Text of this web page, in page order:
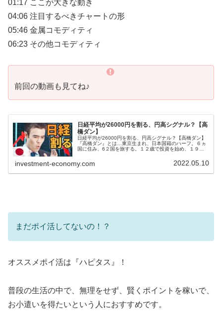
01:17 ここが大きな動き
04:06 注目するべきチャートの形
05:46 金属コモディティ
06:23 その他コモディティ
前回の動画も見てね♪
日経平均が26000円を割る、円高シグナル？【高
橋ダン】
日経平均が26000円を割る、円高シグナル？【高橋ダン】
『高橋ダン』とは…東京生まれ、日本国籍のハーフ。６ヵ
国に住み、6２国を旅する。１２歳で投資を始め、１９歳
investment-economy.com 2022.05.10
まだポイ活してないの！？
オススメポイ活は『ハピタス』！
普段の生活の中で、無理をせず、賢くポイントを稼いで、
お小遣いを得たいという人におすすめです。